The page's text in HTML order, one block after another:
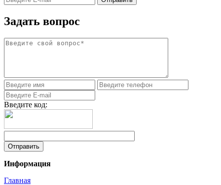
Задать вопрос
Введите код:
Информация
Главная